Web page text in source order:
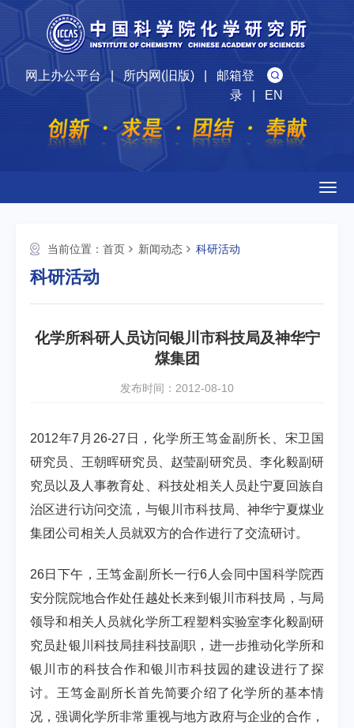
网上办公平台|所内网(旧版)| 邮箱登
录| EN
当前位置： 首页 新闻动态 科研活动
科研活动
化学所科研人员访问银川市科技局及神华宁
煤集团
发布时间：2012-08-10
2012年7月26-27日，化学所王笃金副所长、宋卫国
研究员、王朝晖研究员、赵莹副研究员、李化毅副研
究员以及人事教育处、科技处相关人员赴宁夏回族自
治区进行访问交流，与银川市科技局、神华宁夏煤业
集团公司相关人员就双方的合作进行了交流研讨。
26日下午，王笃金副所长一行6人会同中国科学院西
安分院院地合作处任越处长来到银川市科技局，与局
领导和相关人员就化学所工程塑料实验室李化毅副研
究员赴银川科技局挂科技副职，进一步推动化学所和
银川市的科技合作和银川市科技园的建设进行了探
讨。王笃金副所长首先简要介绍了化学所的基本情
况，强调化学所非常重视与地方政府与企业的合作，